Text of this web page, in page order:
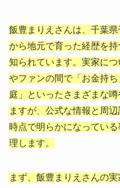
飯豊まりえさんは、千葉
から地元で育った経歴を
知られています。実家に
やファンの間で「お金持
庭」といったさまざまな
ますが、公式な情報と周
時点で明らかになってい
理します。
まず、飯豊まりえさんの実